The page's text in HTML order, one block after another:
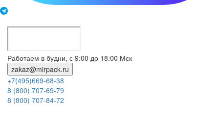
Работаем в будни, с 9:00 до 18:00 Мск
zakaz@mirpack.ru
+7(495)669-68-38
8 (800) 707-69-79
8 (800) 707-84-72